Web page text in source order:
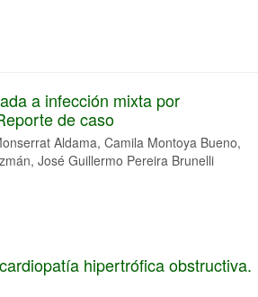
a infección mixta por
de caso
Aldama, Camila Montoya Bueno,
José Guillermo Pereira Brunelli
hipertrófica obstructiva.